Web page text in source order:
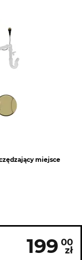
miejsce
199 00
zł